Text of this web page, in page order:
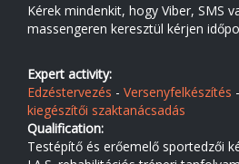
Kérek mindenkit, hogy Viber, SMS
massengeren keresztül kérjen
Expert activity:
Edzéstervezés - Versenyfelkészítés -
kiegészítői szaktanácsadás
Qualification:
Testépítő és erőemelő sportedzői